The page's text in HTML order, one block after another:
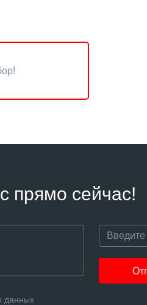
прямо сейчас!
данных